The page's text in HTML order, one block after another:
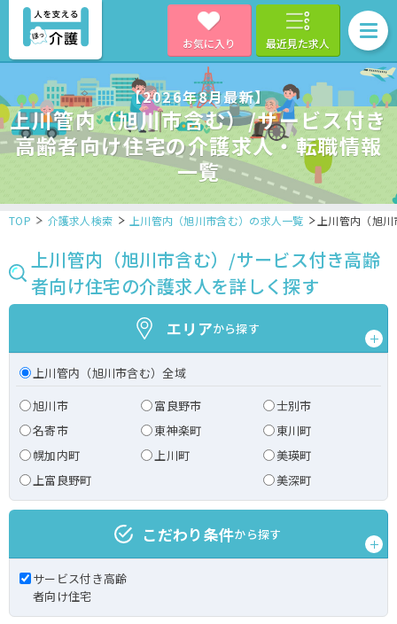
お気に入り 最近見た求人
【2026年8月最新】
上川管内（旭川市含む）/サービス付き
高齢者向け住宅の介護求人・転職情報
一覧
TOP 介護求人検索 上川管内（旭川市含む）の求人一覧 上川管内（旭
上川管内（旭川市含む）/サービス付き高齢
者向け住宅の介護求人を詳しく探す
エリアから探す
上川管内（旭川市含む）全域
旭川市
富良野市
士別市
名寄市
東神楽町
東川町
幌加内町
上川町
美瑛町
上富良野町
美深町
こだわり条件から探す
サービス付き高齢
者向け住宅